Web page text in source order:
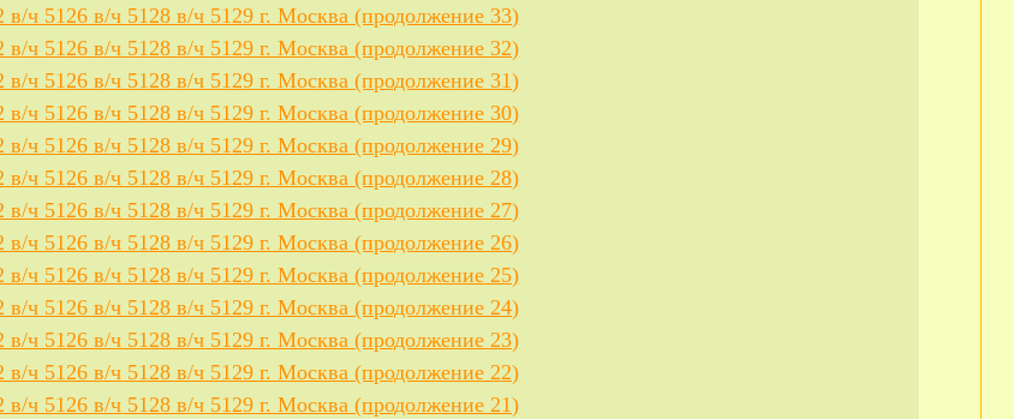
в/ч 5126 в/ч 5128 в/ч 5129 г. Москва (продолжение 33)
в/ч 5126 в/ч 5128 в/ч 5129 г. Москва (продолжение 32)
в/ч 5126 в/ч 5128 в/ч 5129 г. Москва (продолжение 31)
в/ч 5126 в/ч 5128 в/ч 5129 г. Москва (продолжение 30)
в/ч 5126 в/ч 5128 в/ч 5129 г. Москва (продолжение 29)
в/ч 5126 в/ч 5128 в/ч 5129 г. Москва (продолжение 28)
в/ч 5126 в/ч 5128 в/ч 5129 г. Москва (продолжение 27)
в/ч 5126 в/ч 5128 в/ч 5129 г. Москва (продолжение 26)
в/ч 5126 в/ч 5128 в/ч 5129 г. Москва (продолжение 25)
в/ч 5126 в/ч 5128 в/ч 5129 г. Москва (продолжение 24)
в/ч 5126 в/ч 5128 в/ч 5129 г. Москва (продолжение 23)
в/ч 5126 в/ч 5128 в/ч 5129 г. Москва (продолжение 22)
в/ч 5126 в/ч 5128 в/ч 5129 г. Москва (продолжение 21)